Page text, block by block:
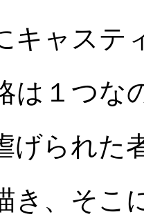
キャステ
は１つな
げられた
き、そこ